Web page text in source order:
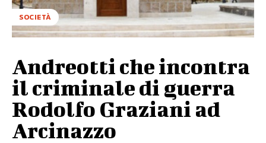
SOCIETÀ
Andreotti che incontra
il criminale di guerra
Rodolfo Graziani ad
Arcinazzo